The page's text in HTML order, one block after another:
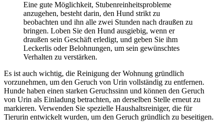
Eine gute Möglichkeit, Stubenreinheitsprobleme
anzugehen, besteht darin, den Hund strikt zu
beobachten und ihn alle zwei Stunden nach draußen zu
bringen. Loben Sie den Hund ausgiebig, wenn er
draußen sein Geschäft erledigt, und geben Sie ihm
Leckerlis oder Belohnungen, um sein gewünschtes
Verhalten zu verstärken.
Es ist auch wichtig, die Reinigung der Wohnung gründlich
vorzunehmen, um den Geruch von Urin vollständig zu entfernen.
Hunde haben einen starken Geruchssinn und können den Geruch
von Urin als Einladung betrachten, an derselben Stelle erneut zu
markieren. Verwenden Sie spezielle Haushaltsreiniger, die für
Tierurin entwickelt wurden, um den Geruch gründlich zu beseitigen.